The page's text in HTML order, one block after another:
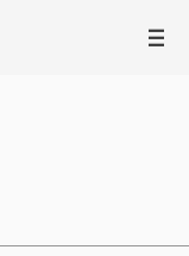
III